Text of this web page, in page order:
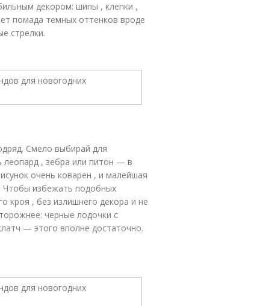
декором: шипы , клепки ,
помада темных оттенков вроде
стрелки.
Смело выбирай для
, зебра или питон — в
очень коварен , и малейшая
Чтобы избежать подобных
кроя , без излишнего декора и не
черные лодочки с
— этого вполне достаточно.